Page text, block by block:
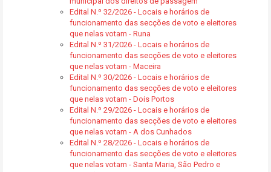
Edital N.º 32/2026 - Locais e horários de
funcionamento das secções de voto e eleitores
que nelas votam - Runa
Edital N.º 31/2026 - Locais e horários de
funcionamento das secções de voto e eleitores
que nelas votam - Maceira
Edital N.º 30/2026 - Locais e horários de
funcionamento das secções de voto e eleitores
que nelas votam - Dois Portos
Edital N.º 29/2026 - Locais e horários de
funcionamento das secções de voto e eleitores
que nelas votam - A dos Cunhados
Edital N.º 28/2026 - Locais e horários de
funcionamento das secções de voto e eleitores
que nelas votam - Santa Maria, São Pedro e